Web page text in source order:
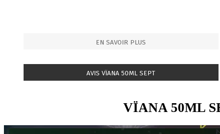
EN SAVOIR PLUS
AVIS VÏANA 50ML SEPT
VÏANA 50ML